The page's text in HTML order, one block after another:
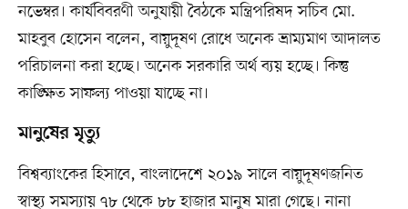
নভেম্বর। কার্যবিবরণী অনুযায়ী বৈঠকে মন্ত্রিপরিষদ সচিব মো.
মাহবুব হোসেন বলেন, বায়ুদূষণ রোধে অনেক ভ্রাম্যমাণ আদালত
পরিচালনা করা হচ্ছে। অনেক সরকারি অর্থ ব্যয় হচ্ছে। কিন্তু
কাঙ্ক্ষিত সাফল্য পাওয়া যাচ্ছে না।
মানুষের মৃত্যু
বিশ্বব্যাংকের হিসাবে, বাংলাদেশে ২০১৯ সালে বায়ুদূষণজনিত
স্বাস্থ্য সমস্যায় ৭৮ থেকে ৮৮ হাজার মানুষ মারা গেছে। নানা